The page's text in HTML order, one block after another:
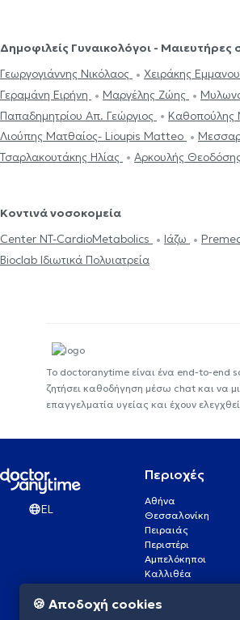
Δημοφιλείς Γυναικολόγοι - Μαιευτήρες
Γεωργογιάννης Νικόλαος
Χειράκης
Γεραμάνη Ειρήνη
Μαργέλης Ζώης
Παπαδημητρίου Απ. Γεώργιος
Καθοπούλης
Λιούπης Ματθαίος- Lioupis Matteo
Τσαρλακουτάκης Ηλίας
Αρκουλής
Κοντινά νοσοκομεία
Center NT-CardioMetabolics
Ιάζω
Bioclab Ιδιωτικά Πολυιατρεία
Το doctoranytime είναι ένα end-to-end
ζητήσει καθοδήγηση μέσω chat και να
επαγγελματία υγείας και έχουν
EL
Περιοχές
Αθήνα
Θεσσαλονίκη
Πειραιάς
Περιστέρι
Αμπελόκηποι
Καλλιθέα
Γλυφάδα
🍪 Αποδοχή cookies